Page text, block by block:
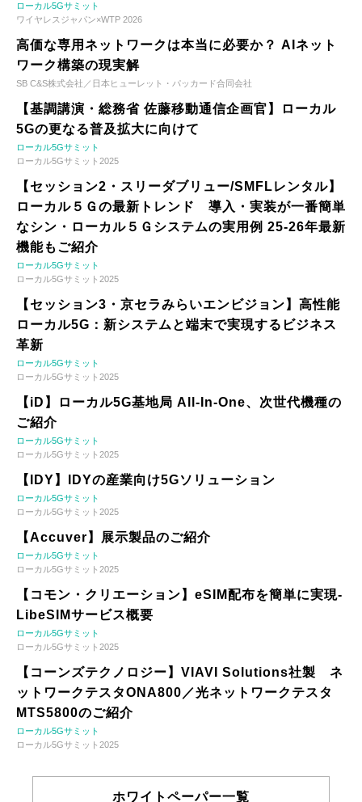
ローカル5Gサミット
ワイヤレスジャパン×WTP 2026
高価な専用ネットワークは本当に必要か？ AIネット
ワーク構築の現実解
SB C&S株式会社／日本ヒューレット・パッカード合同会社
【基調講演・総務省 佐藤移動通信企画官】ローカル
5Gの更なる普及拡大に向けて
ローカル5Gサミット
ローカル5Gサミット2025
【セッション2・スリーダブリュー/SMFLレンタル】
ローカル５Ｇの最新トレンド 導入・実装が一番簡単
なシン・ローカル５Ｇシステムの実用例 25-26年最新
機能もご紹介
ローカル5Gサミット
ローカル5Gサミット2025
【セッション3・京セラみらいエンビジョン】高性能
ローカル5G：新システムと端末で実現するビジネス
革新
ローカル5Gサミット
ローカル5Gサミット2025
【iD】ローカル5G基地局 All-In-One、次世代機種の
ご紹介
ローカル5Gサミット
ローカル5Gサミット2025
【IDY】IDYの産業向け5Gソリューション
ローカル5Gサミット
ローカル5Gサミット2025
【Accuver】展示製品のご紹介
ローカル5Gサミット
ローカル5Gサミット2025
【コモン・クリエーション】eSIM配布を簡単に実現-
LibeSIMサービス概要
ローカル5Gサミット
ローカル5Gサミット2025
【コーンズテクノロジー】VIAVI Solutions社製 ネ
ットワークテスタONA800／光ネットワークテスタ
MTS5800のご紹介
ローカル5Gサミット
ローカル5Gサミット2025
ホワイトペーパー一覧